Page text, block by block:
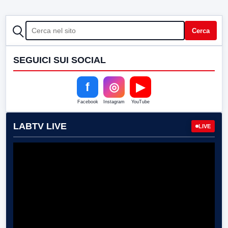
CERCA Cerca
SEGUICI SUI SOCIAL
f
Facebook
◎
Instagram
▶
YouTube
LABTV LIVE LIVE